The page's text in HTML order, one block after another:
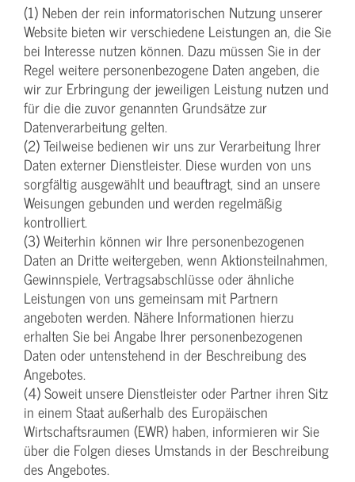
(1) Neben der rein informatorischen Nutzung unserer
Website bieten wir verschiedene Leistungen an, die Sie
bei Interesse nutzen können. Dazu müssen Sie in der
Regel weitere personenbezogene Daten angeben, die
wir zur Erbringung der jeweiligen Leistung nutzen und
für die die zuvor genannten Grundsätze zur
Datenverarbeitung gelten.
(2) Teilweise bedienen wir uns zur Verarbeitung Ihrer
Daten externer Dienstleister. Diese wurden von uns
sorgfältig ausgewählt und beauftragt, sind an unsere
Weisungen gebunden und werden regelmäßig
kontrolliert.
(3) Weiterhin können wir Ihre personenbezogenen
Daten an Dritte weitergeben, wenn Aktionsteilnahmen,
Gewinnspiele, Vertragsabschlüsse oder ähnliche
Leistungen von uns gemeinsam mit Partnern
angeboten werden. Nähere Informationen hierzu
erhalten Sie bei Angabe Ihrer personenbezogenen
Daten oder untenstehend in der Beschreibung des
Angebotes.
(4) Soweit unsere Dienstleister oder Partner ihren Sitz
in einem Staat außerhalb des Europäischen
Wirtschaftsraumen (EWR) haben, informieren wir Sie
über die Folgen dieses Umstands in der Beschreibung
des Angebotes.